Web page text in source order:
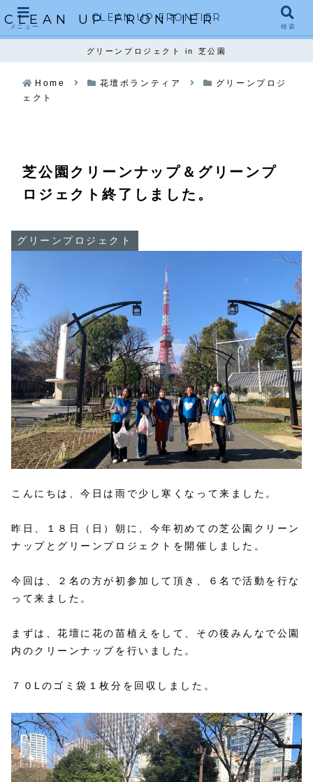
CLEAN UP FRONTIER
グリーンプロジェクト in 芝公園
Home 花壇ボランティア
グリーンプロジ
ェクト
芝公園クリーンナップ＆グリーンプ
ロジェクト終了しました。
グリーンプロジェクト
こんにちは、今日は雨で少し寒くなって来ました。
昨日、１８日（日）朝に、今年初めての芝公園クリーン
ナップとグリーンプロジェクトを開催しました。
今回は、２名の方が初参加して頂き、６名で活動を行な
って来ました。
まずは、花壇に花の苗植えをして、その後みんなで公園
内のクリーンナップを行いました。
７０Lのゴミ袋１枚分を回収しました。
メニュー
CLEAN UP FRONTIER
検索